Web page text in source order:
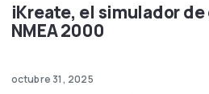
iKreate, el simulador de
NMEA 2000
octubre 31, 2025